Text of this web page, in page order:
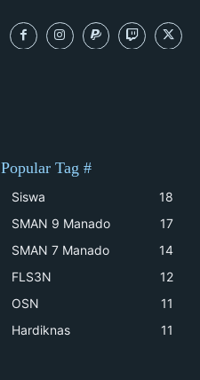
Popular Tag #
Siswa
18
SMAN 9 Manado
17
SMAN 7 Manado
14
FLS3N
12
OSN
11
Hardiknas
11